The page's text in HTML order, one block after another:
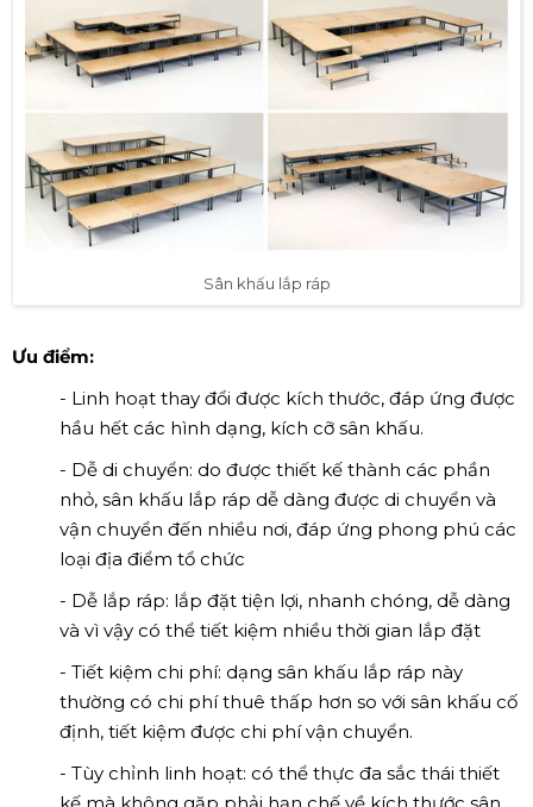
Sân khấu lắp ráp
Ưu điểm:
- Linh hoạt thay đổi được kích thước, đáp ứng được
hầu hết các hình dạng, kích cỡ sân khấu.
- Dễ di chuyển: do được thiết kế thành các phần
nhỏ, sân khấu lắp ráp dễ dàng được di chuyển và
vận chuyển đến nhiều nơi, đáp ứng phong phú các
loại địa điểm tổ chức
- Dễ lắp ráp: lắp đặt tiện lợi, nhanh chóng, dễ dàng
và vì vậy có thể tiết kiệm nhiều thời gian lắp đặt
- Tiết kiệm chi phí: dạng sân khấu lắp ráp này
thường có chi phí thuê thấp hơn so với sân khấu cố
định, tiết kiệm được chi phí vận chuyển.
- Tùy chỉnh linh hoạt: có thể thực đa sắc thái thiết